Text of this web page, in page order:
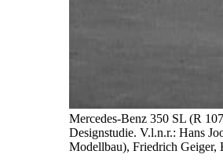
Mercedes-Benz 350 SL (R
Designstudie. V.l.n.r.: Hans
Modellbau), Friedrich Geiger,